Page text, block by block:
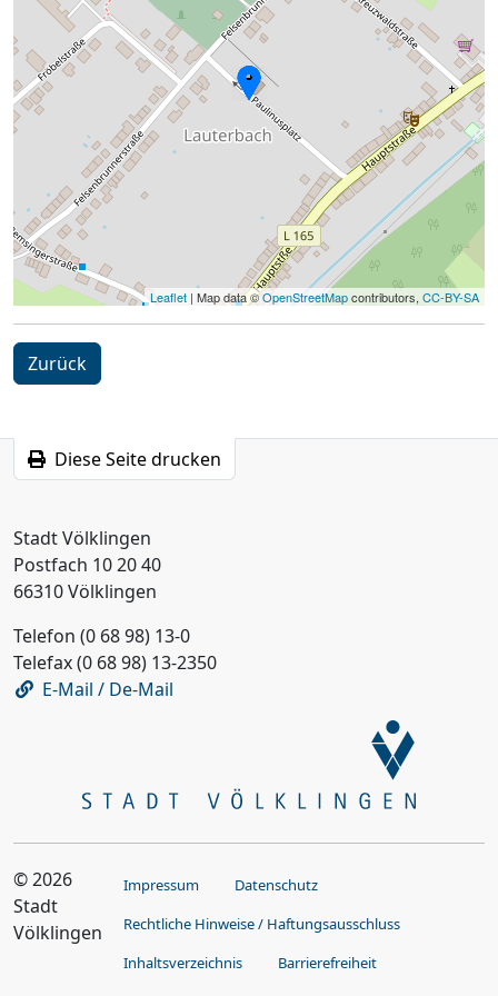
Leaflet | Map data ©OpenStreetMapcontributors, CC-BY-SA
Zurück
Diese Seite drucken
Stadt Völklingen
Postfach 10 20 40
66310 Völklingen
Telefon (0 68 98) 13-0
Telefax (0 68 98) 13-2350
E-Mail / De-Mail
© 2026
Stadt
Völklingen
Impressum
Datenschutz
Rechtliche Hinweise / Haftungsausschluss
Inhaltsverzeichnis
Barrierefreiheit